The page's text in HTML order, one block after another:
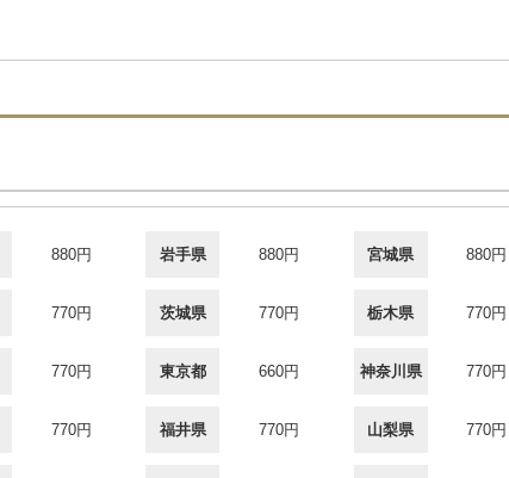
880円 岩手県 880円 宮城県 880円
770円 茨城県 770円 栃木県 770円
770円 東京都 660円 神奈川県 770円
770円 福井県 770円 山梨県 770円